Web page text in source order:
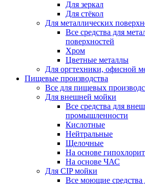
Для зеркал
Для стёкол
Для металлических
Все средства для
поверхностей
Хром
Цветные металлы
Для оргтехники, офисной
Пищевые производства
Все для пищевых
Для внешней мойки
Все средства для
промышленности
Кислотные
Нейтральные
Щелочные
На основе
На основе ЧАС
Для CIP мойки
Все моющие средства